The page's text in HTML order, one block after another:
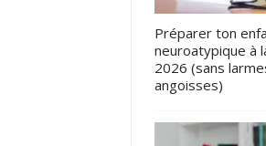
Préparer ton
neuroatypique à
2026 (sans
angoisses)